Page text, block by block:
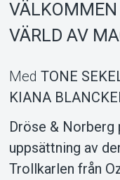
VÄRLD AV
Med TONE
KIANA
Dröse & Norberg
uppsättning av
Trollkarlen från